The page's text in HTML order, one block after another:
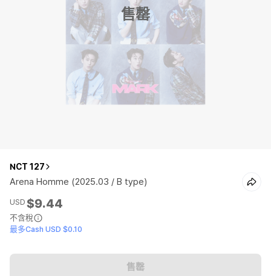
售罄
NCT 127
Arena Homme (2025.03 / B type)
USD $9.44
不含稅
最多Cash USD $0.10
售罄